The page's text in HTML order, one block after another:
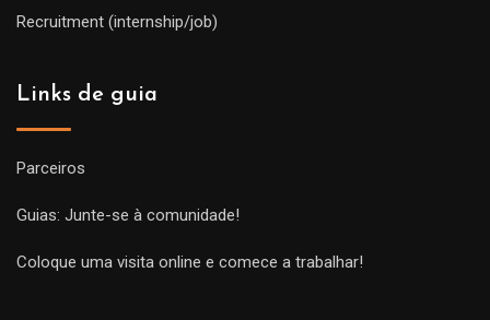
Recruitment (internship/job)
Links de guia
Parceiros
Guias: Junte-se à comunidade!
Coloque uma visita online e comece a trabalhar!